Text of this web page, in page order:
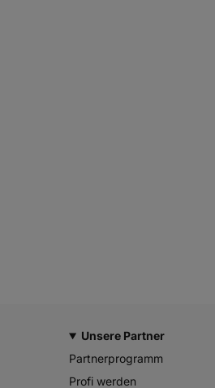
Unsere Partner
Partnerprogramm
Profi werden